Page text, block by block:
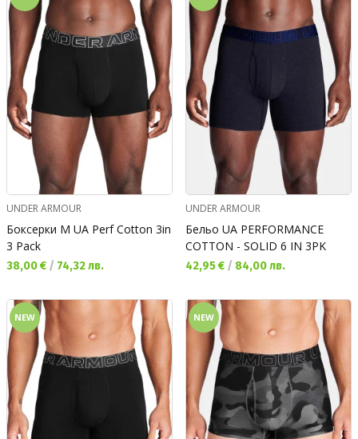
UNDER ARMOUR
Боксерки M UA Perf Cotton 3in
3 Pack
Текуща цена:
38,00 € / 74,32 лв.
UNDER ARMOUR
Бельо UA PERFORMANCE
COTTON - SOLID 6 IN 3PK
Текуща цена:
42,95 € / 84,00 лв.
NEW NEW